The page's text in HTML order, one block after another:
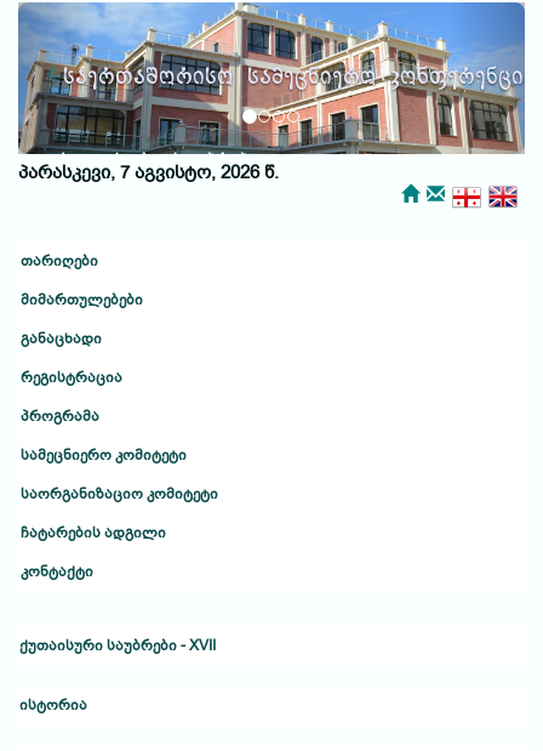
საერთაშორისო სამეცნიერო კონფერენცია
ქუთაისური საუბრები
Previous Next
პარასკევი, 7 აგვისტო, 2026 წ.
თარიღები
მიმართულებები
განაცხადი
რეგისტრაცია
პროგრამა
სამეცნიერო კომიტეტი
საორგანიზაციო კომიტეტი
ჩატარების ადგილი
კონტაქტი
ქუთაისური საუბრები - XVII
ისტორია